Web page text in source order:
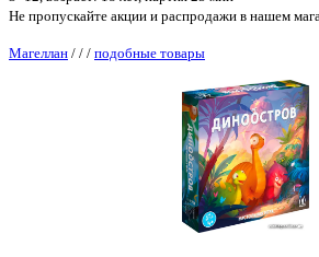
Не пропускайте акции и распродажи в нашем
Магеллан / / / подобные товары